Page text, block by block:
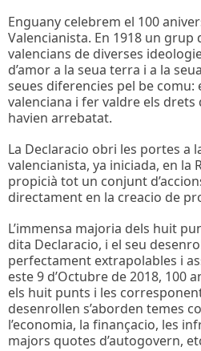
Enguany celebrem el 100
Valencianista. En 1918 un grup
valencians de diverses
d’amor a la seua terra i a la
seues diferencies pel be comu:
valenciana i fer valdre els drets
havien arrebatat.
La Declaracio obri les portes a
valencianista, ya iniciada, en la
propicià tot un conjunt
directament en la creacio de
L’immensa majoria dels huit
dita Declaracio, i el seu
perfectament extrapolables i
este 9 d’Octubre de 2018, 100
els huit punts i les
desenrollen s’aborden temes
l’economia, la finançacio, les
majors quotes d’autogovern,